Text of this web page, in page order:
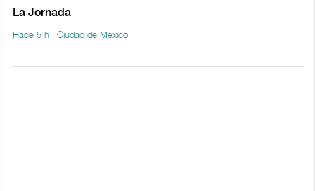
La Jornada
Hace 5 h | Ciudad de México